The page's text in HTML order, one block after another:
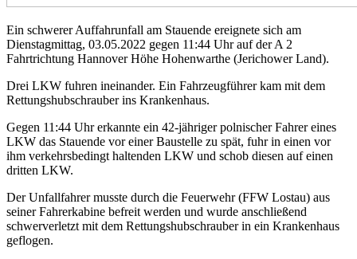
Ein schwerer Auffahrunfall am Stauende ereignete sich am
Dienstagmittag, 03.05.2022 gegen 11:44 Uhr auf der A 2
Fahrtrichtung Hannover Höhe Hohenwarthe (Jerichower Land).
Drei LKW fuhren ineinander. Ein Fahrzeugführer kam mit dem
Rettungshubschrauber ins Krankenhaus.
Gegen 11:44 Uhr erkannte ein 42-jähriger polnischer Fahrer eines
LKW das Stauende vor einer Baustelle zu spät, fuhr in einen vor
ihm verkehrsbedingt haltenden LKW und schob diesen auf einen
dritten LKW.
Der Unfallfahrer musste durch die Feuerwehr (FFW Lostau) aus
seiner Fahrerkabine befreit werden und wurde anschließend
schwerverletzt mit dem Rettungshubschrauber in ein Krankenhaus
geflogen.